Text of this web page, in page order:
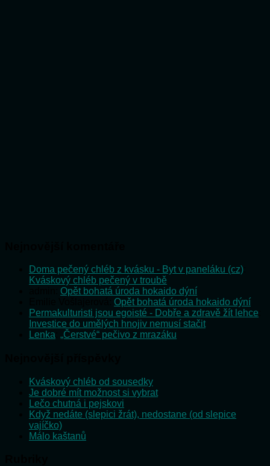
Doma pečený chléb z kvásku - Byt v paneláku (cz)
Kváskový chléb pečený v troubě
Opět bohatá úroda hokaido dýní
Opět bohatá úroda hokaido dýní
Permakulturisti jsou egoisté - Dobře a zdravě žít lehce
Investice do umělých hnojiv nemusí stačit
Lenka „Čerstvé“ pečivo z mrazáku
Kváskový chléb od sousedky
Je dobré mít možnost si vybrat
Lečo chutná i pejskovi
Když nedáte (slepici žrát), nedostane (od slepice
vajíčko)
Málo kaštanů